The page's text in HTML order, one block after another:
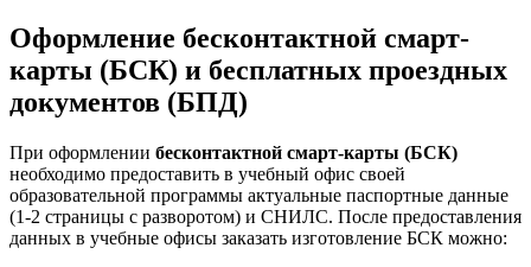
Оформление бесконтактной смарт-
карты (БСК) и бесплатных проездных
документов (БПД)
При оформлении бесконтактной смарт-карты (БСК)
необходимо предоставить в учебный офис своей
образовательной программы актуальные паспортные данные
(1-2 страницы с разворотом) и СНИЛС. После предоставления
данных в учебные офисы заказать изготовление БСК можно: